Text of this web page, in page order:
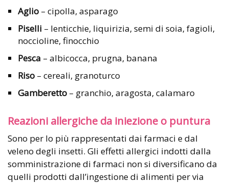
Aglio – cipolla, asparago
Piselli – lenticchie, liquirizia, semi di soia, fagioli,
noccioline, finocchio
Pesca – albicocca, prugna, banana
Riso – cereali, granoturco
Gamberetto – granchio, aragosta, calamaro
Reazioni allergiche da iniezione o puntura
Sono per lo più rappresentati dai farmaci e dal
veleno degli insetti. Gli effetti allergici indotti dalla
somministrazione di farmaci non si diversificano da
quelli prodotti dall’ingestione di alimenti per via